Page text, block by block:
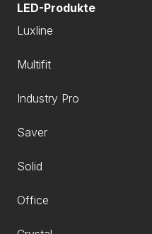
LED-Produkte
Luxline
Multifit
Industry Pro
Saver
Solid
Office